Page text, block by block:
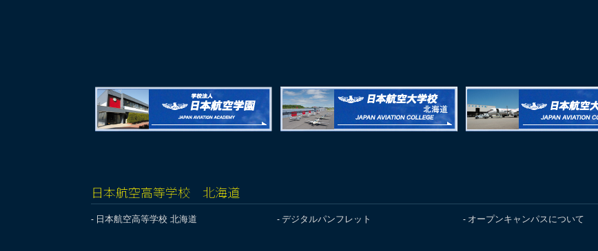
日本航空高等学校 北海道
日本航空高等学校 北海道 デジタルパンフレット オープンキャンパスについて